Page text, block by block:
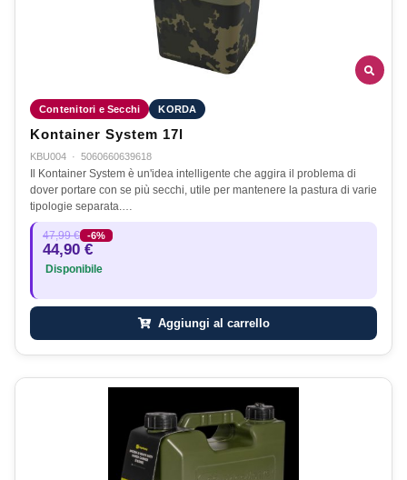
Contenitori e Secchi KORDA
Kontainer System 17l
KBU004 · 5060660639618
Il Kontainer System è un'idea intelligente che aggira il problema di
dover portare con se più secchi, utile per mantenere la pastura di varie
tipologie separata.…
47,99 € -6%
44,90 €
Disponibile
Aggiungi al carrello